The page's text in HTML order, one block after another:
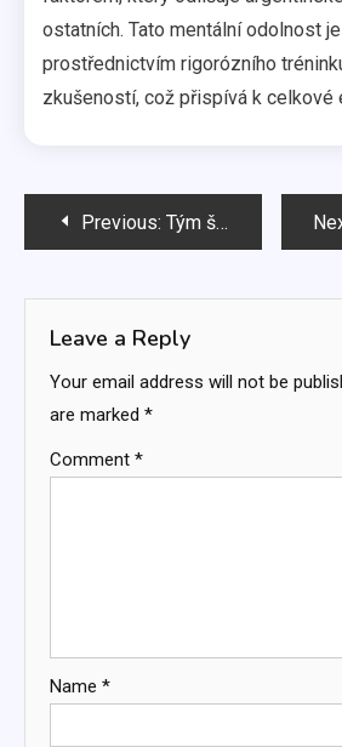
ostatních. Tato mentální odolnost
prostřednictvím rigorózního
zkušeností, což přispívá k celkové
PostPrevious: Tým škol v Nizozemsku: Taktika zápasu, Týmové formace, Strategické provedení
Leave a Reply
Your email address will not be
are marked *
Comment *
Name *